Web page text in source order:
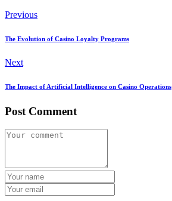
Previous
The Evolution of Casino Loyalty Programs
Next
The Impact of Artificial Intelligence on Casino Operations
Post Comment